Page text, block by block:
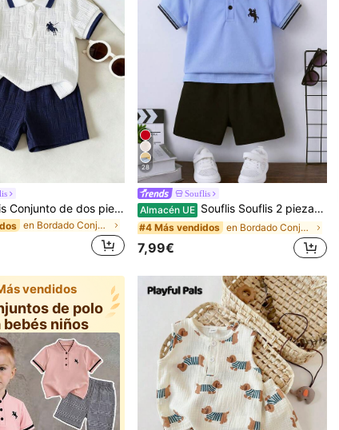
Souflis Souflis Conjunto de dos piezas para bebé niño, polo de manga corta con cuello y estampado de caballo azul marino, pantalones cortos de jacquard de verano.
en Bordado Conjuntos para bebés niños
28
Souflis
Almacén UE Souflis Souflis 2 piezas Conjunto de ropa de verano para bebé niño Camisa polo de manga corta con pantalones cortos Ropa de bebé niño Conjunto de ropa de verano casual para club Familiar a juego Ropa minimalista
#4 Más vendidos en Bordado Conjuntos para bebés niños
7,99€
vendidos
de polo
bebés niños